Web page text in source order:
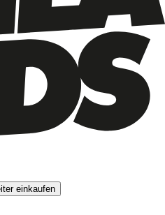
einkaufen